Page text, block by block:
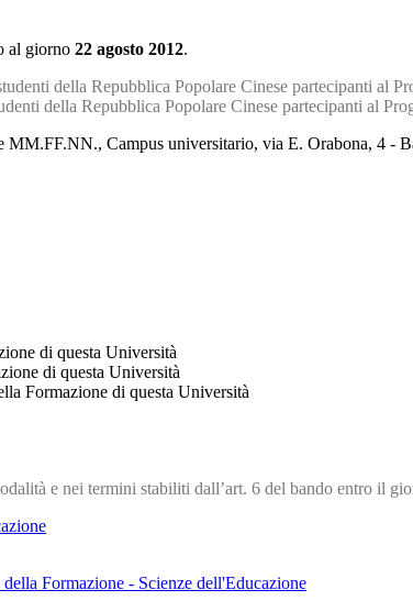
al giorno 22 agosto 2012.
della Repubblica Popolare Cinese partecipanti al
della Repubblica Popolare Cinese partecipanti al
MM.FF.NN., Campus universitario, via E. Orabona, 4 -
di questa Università
di questa Università
Formazione di questa Università
e nei termini stabiliti dall’art. 6 del bando entro il
Formazione - Scienze dell'Educazione